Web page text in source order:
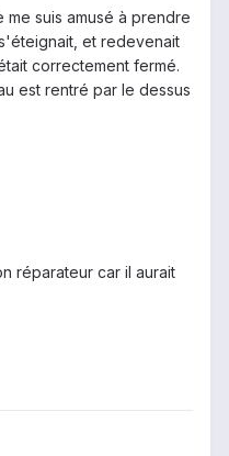
suis amusé à prendre
et redevenait
correctement fermé.
est rentré par le dessus
réparateur car il aurait